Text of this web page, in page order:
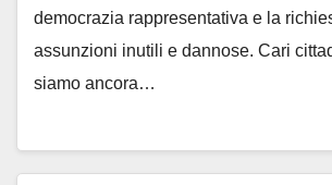
democrazia rappresentativa e la
assunzioni inutili e dannose. Cari
siamo ancora…